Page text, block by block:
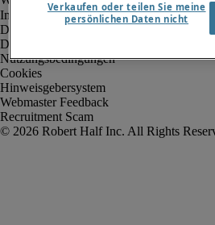
Impressum
Datenschutz
Datenschutz Arbeitnehmer/Zeitarbeitskräfte
Nutzungsbedingungen
Cookies
Hinweisgebersystem
Webmaster Feedback
Recruitment Scam
Verkaufen oder teilen Sie meine
persönlichen Daten nicht